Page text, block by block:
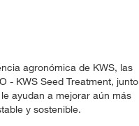
agronómica de KWS, las
- KWS Seed Treatment, junto
ayudan a mejorar aún más
y sostenible.